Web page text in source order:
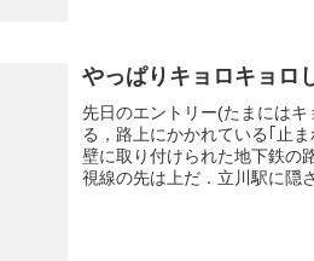
やっぱりキョロキョロ
先日のエントリー(たまには
る，路上にかかれている｢止
壁に取り付けられた地下鉄の
視線の先は上だ．立川駅に